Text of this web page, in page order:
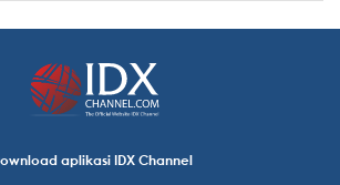
aplikasi IDX Channel